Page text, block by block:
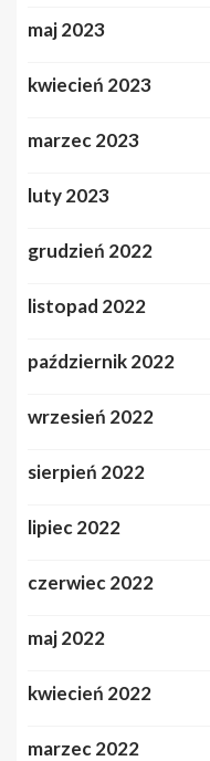
maj 2023
kwiecień 2023
marzec 2023
luty 2023
grudzień 2022
listopad 2022
październik 2022
wrzesień 2022
sierpień 2022
lipiec 2022
czerwiec 2022
maj 2022
kwiecień 2022
marzec 2022